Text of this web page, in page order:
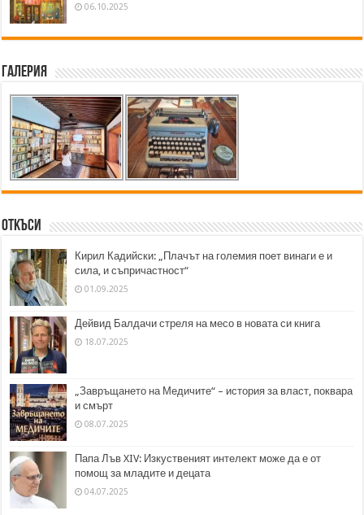
06.10.2025
Галерия
Откъси
Кирил Кадийски: „Плачът на големия поет винаги е и
сила, и съпричастност“
01.09.2025
Дейвид Балдачи стреля на месо в новата си книга
18.07.2025
„Завръщането на Медичите“ – история за власт, поквара
и смърт
08.07.2025
Папа Лъв XIV: Изкуственият интелект може да е от
помощ за младите и децата
04.07.2025